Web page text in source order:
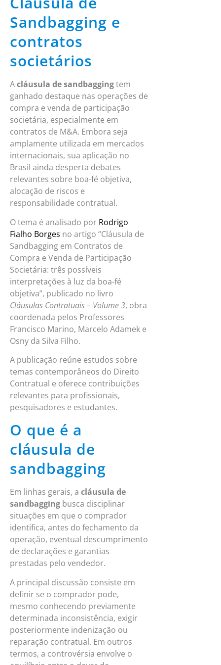
Sandbagging e
contratos
societários
Acláusula de sandbaggingtem
ganhado destaque nas operações de
compra e venda de participação
societária, especialmente em
contratos de M&A. Embora seja
amplamente utilizada em mercados
internacionais, sua aplicação no
Brasil ainda desperta debates
relevantes sobre boa-fé objetiva,
alocação de riscos e
responsabilidade contratual.
O tema é analisado por Rodrigo
Fialho Borges no artigo “Cláusula de
Sandbagging em Contratos de
Compra e Venda de Participação
Societária: três possíveis
interpretações à luz da boa-fé
objetiva”, publicado no livro
Cláusulas Contratuais – Volume 3, obra
coordenada pelos Professores
Francisco Marino, Marcelo Adamek e
Osny da Silva Filho.
A publicação reúne estudos sobre
temas contemporâneos do Direito
Contratual e oferece contribuições
relevantes para profissionais,
pesquisadores e estudantes.
O que é a
cláusula de
sandbagging
Em linhas gerais, a cláusula de
sandbagging busca disciplinar
situações em que o comprador
identifica, antes do fechamento da
operação, eventual descumprimento
de declarações e garantias
prestadas pelo vendedor.
A principal discussão consiste em
definir se o comprador pode,
mesmo conhecendo previamente
determinada inconsistência, exigir
posteriormente indenização ou
reparação contratual. Em outros
termos, a controvérsia envolve o